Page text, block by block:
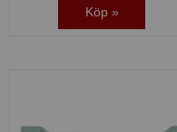
Köp »